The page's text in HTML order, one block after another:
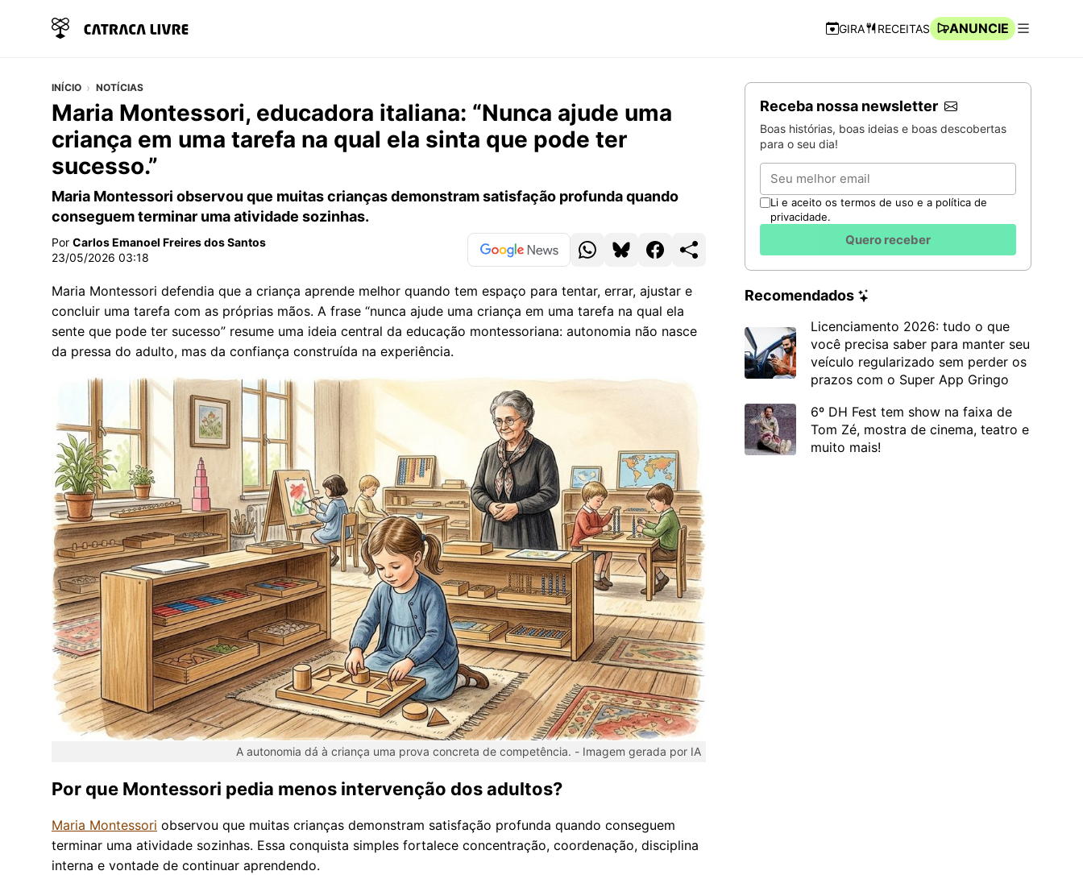
Navegação Rápida
GIRA RECEITAS
ANUNCIE
INÍCIO NOTÍCIAS
Maria Montessori, educadora italiana: “Nunca ajude uma
criança em uma tarefa na qual ela sinta que pode ter
sucesso.”
Maria Montessori observou que muitas crianças demonstram satisfação profunda quando
conseguem terminar uma atividade sozinhas.
Por Carlos Emanoel Freires dos Santos
23/05/2026 03:18
Maria Montessori defendia que a criança aprende melhor quando tem espaço para tentar, errar, ajustar e
concluir uma tarefa com as próprias mãos. A frase “nunca ajude uma criança em uma tarefa na qual ela
sente que pode ter sucesso” resume uma ideia central da educação montessoriana: autonomia não nasce
da pressa do adulto, mas da confiança construída na experiência.
A autonomia dá à criança uma prova concreta de competência. - Imagem gerada por IA
Por que Montessori pedia menos intervenção dos adultos?
Maria Montessori observou que muitas crianças demonstram satisfação profunda quando conseguem
terminar uma atividade sozinhas. Essa conquista simples fortalece concentração, coordenação, disciplina
interna e vontade de continuar aprendendo.
Receba nossa newsletter
Boas histórias, boas ideias e boas descobertas
para o seu dia!
Email
Li e aceito os termos de uso e a política de
privacidade.
Quero receber
Recomendados
Licenciamento 2026: tudo o que
você precisa saber para manter seu
veículo regularizado sem perder os
prazos com o Super App Gringo
6º DH Fest tem show na faixa de
Tom Zé, mostra de cinema, teatro e
muito mais!